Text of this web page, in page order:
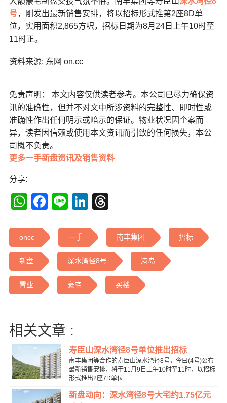
号，刚发出最新销售安排，将以招标形式推第2座8D单
位，实用面积2,865方呎，招标日期为8月24日上午10时至
11时正。
资料来源: 东网 on.cc
免责声明： 本文内容仅供读者参考。本公司已尽力确保资
讯的准确性，但并不对文中所涉资料的完整性、即时性或
准确性作出任何明示或暗示的保证。物业状况因个案而
异，读者因信赖或使用本文资讯而引致的任何损失，本公
司概不负责。
更多一手新盘资讯及销售资料
分享:
WhatsApp
Facebook
LineLinkedIn
oncc 一手 南丰集团 招标
新盘 深水湾径8号 港岛
置业 豪宅 买楼
相关文章 :
寿臣山深水湾径8号单位推出招标
南丰集团等合作的寿臣山深水湾径8号，今曰(4号)公布
最新销售安排，将于11月9日上午10时至11时，以招标
形式推出2座7D单位........
新盘动向：深水湾径8号大宅约1.75亿元